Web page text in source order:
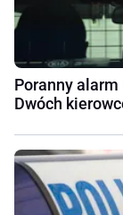
Poranny
Dwóch